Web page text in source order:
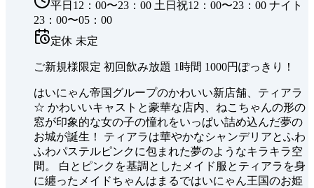
平日12：00〜23：00 土日祝12：00〜23：00 ナイト
23：00〜05：00
定休 未定
ご新規様限定 初回飲み放題 1時間 1000円ぽっきり！
はいにゃん帝国グループのかわいい新店舗、ティアラ
☆ かわいいキャストと豪華な店内、ねこちゃんの形の
窓が印象的な女の子の憧れをいっぱい詰め込んだ夢の
お城が誕生！ ティアラは華やかなシャンデリアとふわ
ふわパステルピンクに包まれた夢のようなキラキラ空
間。 白とピンクを基調としたメイド服とティアラを身
に纏ったメイドちゃんはまるではいにゃん王国のお姫